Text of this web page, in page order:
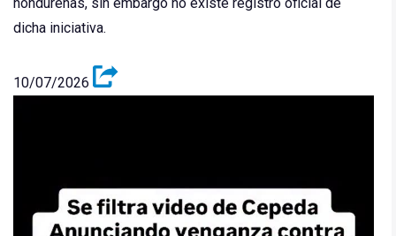
dicha iniciativa.
10/07/2026